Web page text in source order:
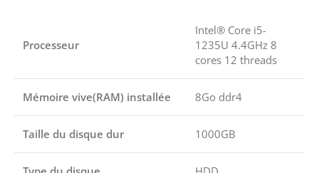
Processeur
Intel® Core i5-
1235U 4.4GHz 8
cores 12 threads
Mémoire vive(RAM) installée 8Go ddr4
Taille du disque dur 1000GB